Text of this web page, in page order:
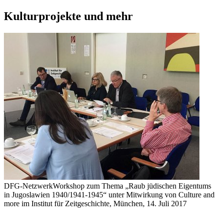
Kulturprojekte und mehr
DFG-NetzwerkWorkshop zum Thema „Raub jüdischen Eigentums
in Jugoslawien 1940/1941-1945“ unter Mitwirkung von Culture and
more im Institut für Zeitgeschichte, München, 14. Juli 2017